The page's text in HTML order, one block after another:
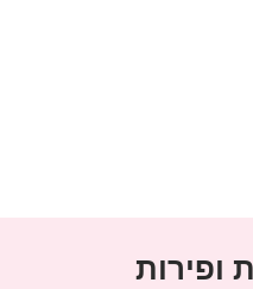
ופירות